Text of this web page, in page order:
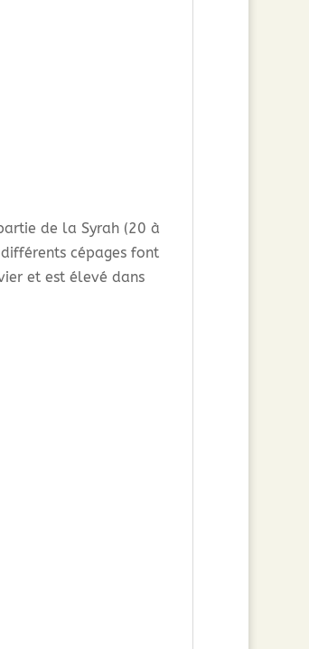
de la Syrah (20 à
cépages font
et est élevé dans